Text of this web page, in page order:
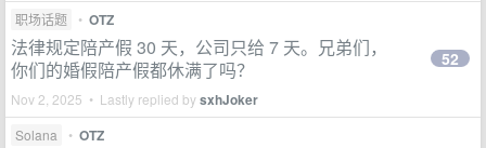
职场话题 • OTZ
法律规定陪产假 30 天，公司只给 7 天。兄弟们，
你们的婚假陪产假都休满了吗？
Nov 2, 2025 • Lastly replied bysxhJoker
52
Solana • OTZ